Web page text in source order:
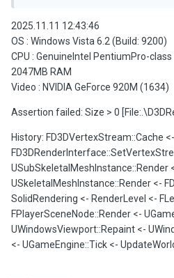
2025.11.11 12:43:46
OS : Windows Vista 6.2 (Build: 9200)
CPU : GenuineIntel PentiumPro-
2047MB RAM
Video : NVIDIA GeForce 920M (1634)
Assertion failed: Size > 0
History: FD3DVertexStream::Cache <-
USubSkeletalMeshInstance::Render
USkeletalMeshInstance::Render <-
SolidRendering <- RenderLevel <-
FPlayerSceneNode::Render <-
UWindowsViewport::Repaint <-
<- UGameEngine::Tick <-